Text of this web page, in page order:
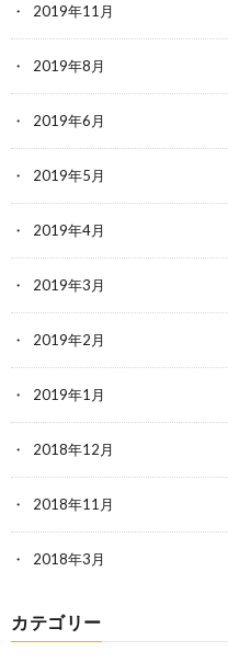
2019年11月
2019年8月
2019年6月
2019年5月
2019年4月
2019年3月
2019年2月
2019年1月
2018年12月
2018年11月
2018年3月
カテゴリー